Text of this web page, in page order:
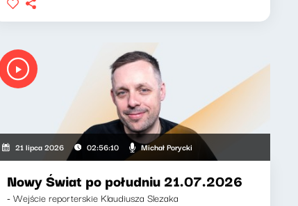
21 lipca 2026 02:56:10 Michał Porycki
Nowy Świat po południu 21.07.2026
- Wejście reporterskie Klaudiusza Slezaka